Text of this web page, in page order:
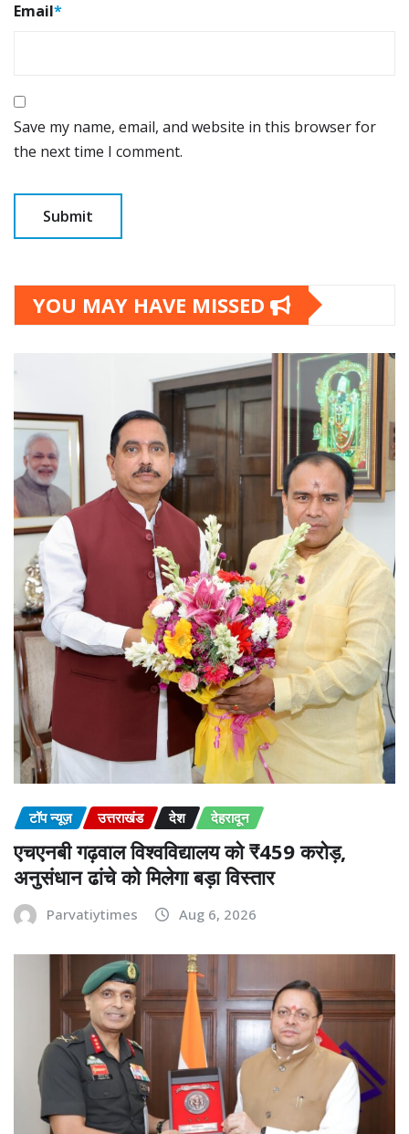
Email*
Save my name, email, and website in this browser for
the next time I comment.
YOU MAY HAVE MISSED
टॉप न्यूज़ उत्तराखंड देश देहरादून
एचएनबी गढ़वाल विश्वविद्यालय को ₹459 करोड़,
अनुसंधान ढांचे को मिलेगा बड़ा विस्तार
Parvatiytimes Aug 6, 2026